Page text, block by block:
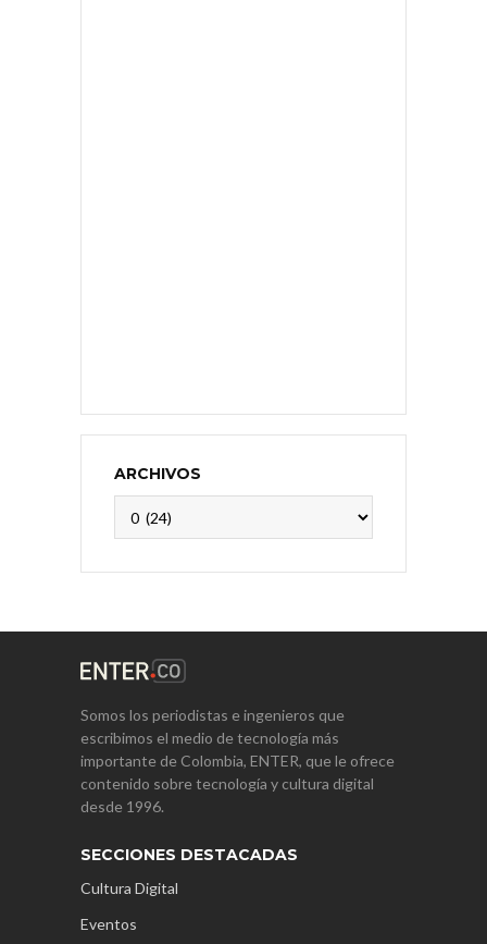
ARCHIVOS
Somos los periodistas e ingenieros que
escribimos el medio de tecnología más
importante de Colombia, ENTER, que le ofrece
contenido sobre tecnología y cultura digital
desde 1996.
SECCIONES DESTACADAS
Cultura Digital
Eventos